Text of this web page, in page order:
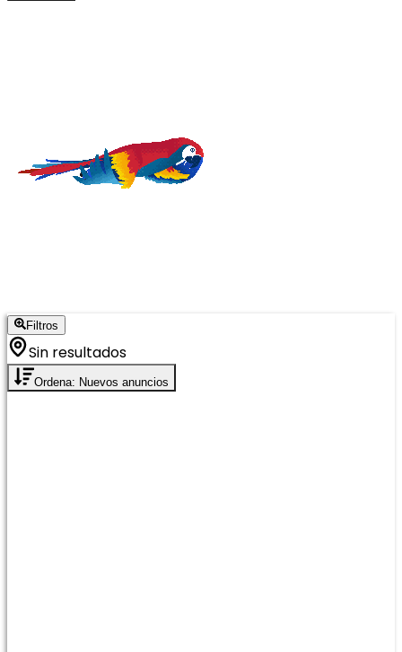
Filtros
Sin resultados
Ordena: Nuevos anuncios